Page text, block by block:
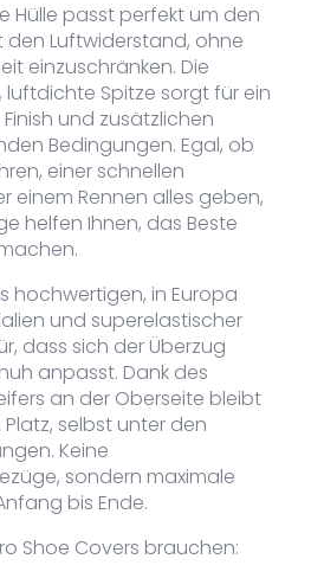
Hülle passt perfekt um den
den Luftwiderstand, ohne
einzuschränken. Die
Spitze sorgt für ein
und zusätzlichen
Bedingungen. Egal, ob
einer schnellen
einem Rennen alles geben,
helfen Ihnen, das Beste
hochwertigen, in Europa
und superelastischer
dass sich der Überzug
anpasst. Dank des
an der Oberseite bleibt
selbst unter den
Keine
sondern maximale
bis Ende.
Shoe Covers brauchen:
M/L 31 Aktien € 59,95
XL/XXL 41 Vorrat 59,95